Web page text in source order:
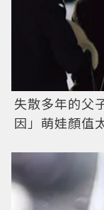
失散多年的父
因」萌娃顏值